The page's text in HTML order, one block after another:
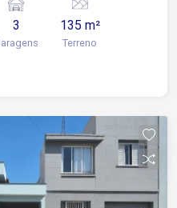
além de portão
em apartamento na
valor de R$ 300 mil.
3 135 m²
Terreno